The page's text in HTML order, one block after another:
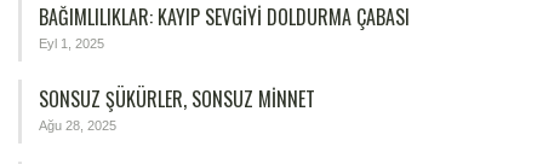
BAĞIMLILIKLAR: KAYIP SEVGIYI DOLDURMA ÇABASI
Eyl 1, 2025
SONSUZ ŞÜKÜRLER, SONSUZ MINNET
Ağu 28, 2025